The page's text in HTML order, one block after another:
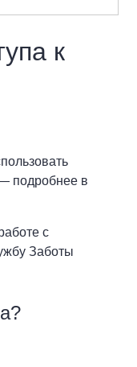
к
подробнее в
с
Заботы